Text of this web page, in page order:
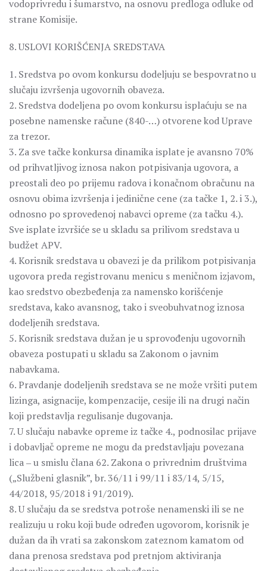
vodoprivredu i šumarstvo, na osnovu predloga odluke od
strane Komisije.
8. USLOVI KORIŠĆENJA SREDSTAVA
1. Sredstva po ovom konkursu dodeljuju se bespovratno u
slučaju izvršenja ugovornih obaveza.
2. Sredstva dodeljena po ovom konkursu isplaćuju se na
posebne namenske račune (840-…) otvorene kod Uprave
za trezor.
3. Za sve tačke konkursa dinamika isplate je avansno 70%
od prihvatljivog iznosa nakon potpisivanja ugovora, a
preostali deo po prijemu radova i konačnom obračunu na
osnovu obima izvršenja i jedinične cene (za tačke 1, 2. i 3.),
odnosno po sprovedenoj nabavci opreme (za tačku 4.).
Sve isplate izvršiće se u skladu sa prilivom sredstava u
budžet APV.
4. Korisnik sredstava u obavezi je da prilikom potpisivanja
ugovora preda registrovanu menicu s meničnom izjavom,
kao sredstvo obezbeđenja za namensko korišćenje
sredstava, kako avansnog, tako i sveobuhvatnog iznosa
dodeljenih sredstava.
5. Korisnik sredstava dužan je u sprovođenju ugovornih
obaveza postupati u skladu sa Zakonom o javnim
nabavkama.
6. Pravdanje dodeljenih sredstava se ne može vršiti putem
lizinga, asignacije, kompenzacije, cesije ili na drugi način
koji predstavlja regulisanje dugovanja.
7. U slučaju nabavke opreme iz tačke 4., podnosilac prijave
i dobavljač opreme ne mogu da predstavljaju povezana
lica ‒ u smislu člana 62. Zakona o privrednim društvima
(„Službeni glasnik”, br. 36/11 i 99/11 i 83/14, 5/15,
44/2018, 95/2018 i 91/2019).
8. U slučaju da se sredstva potroše nenamenski ili se ne
realizuju u roku koji bude određen ugovorom, korisnik je
dužan da ih vrati sa zakonskom zateznom kamatom od
dana prenosa sredstava pod pretnjom aktiviranja